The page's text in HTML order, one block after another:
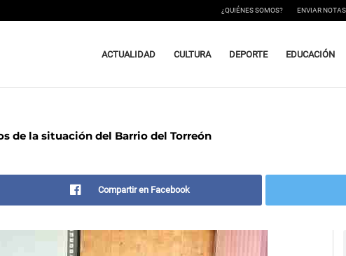
¿QUIÉNES SOMOS? ENVIAR
ACTUALIDAD CULTURA DEPORTE EDUCACIÓN
de la situación del Barrio del Torreón
Compartir en Facebook